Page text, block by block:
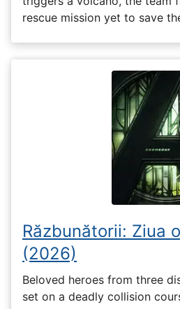
rescue mission yet to save
Răzbunătorii: Ziua
(2026)
Beloved heroes from three
set on a deadly collision